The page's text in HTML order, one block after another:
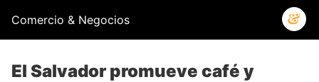
Comercio & Negocios
El Salvador promueve café y